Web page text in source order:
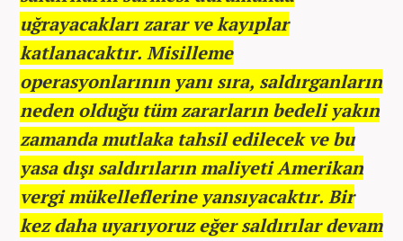
uğrayacakları zarar ve kayıplar
katlanacaktır. Misilleme
operasyonlarının yanı sıra, saldırganların
neden olduğu tüm zararların bedeli yakın
zamanda mutlaka tahsil edilecek ve bu
yasa dışı saldırıların maliyeti Amerikan
vergi mükelleflerine yansıyacaktır. Bir
kez daha uyarıyoruz eğer saldırılar devam